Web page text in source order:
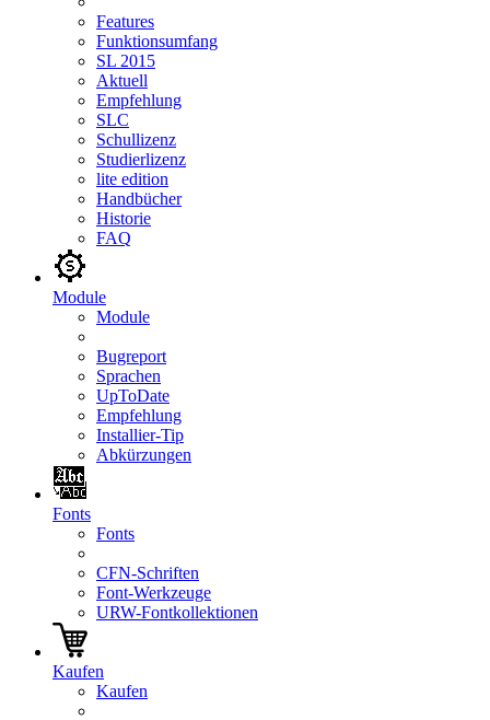
Features
Funktionsumfang
SL 2015
Aktuell
Empfehlung
SLC
Schullizenz
Studierlizenz
lite edition
Handbücher
Historie
FAQ
Module
Module
Bugreport
Sprachen
UpToDate
Empfehlung
Installier-Tip
Abkürzungen
Fonts
Fonts
CFN-Schriften
Font-Werkzeuge
URW-Fontkollektionen
Kaufen
Kaufen